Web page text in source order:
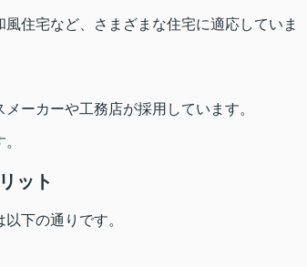
住宅など、さまざまな住宅に適応していま
ーカーや工務店が採用しています。
ット
下の通りです。